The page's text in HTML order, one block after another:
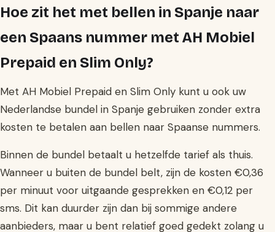
Hoe zit het met bellen in Spanje naar
een Spaans nummer met AH Mobiel
Prepaid en Slim Only?
Met AH Mobiel Prepaid en Slim Only kunt u ook uw
Nederlandse bundel in Spanje gebruiken zonder extra
kosten te betalen aan bellen naar Spaanse nummers.
Binnen de bundel betaalt u hetzelfde tarief als thuis.
Wanneer u buiten de bundel belt, zijn de kosten €0,36
per minuut voor uitgaande gesprekken en €0,12 per
sms. Dit kan duurder zijn dan bij sommige andere
aanbieders, maar u bent relatief goed gedekt zolang u